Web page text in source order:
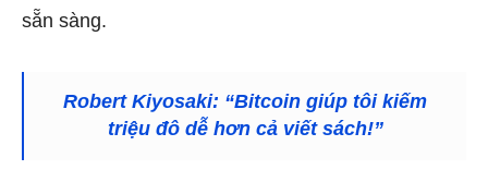
sẵn sàng.
Robert Kiyosaki: “Bitcoin giúp tôi kiếm
triệu đô dễ hơn cả viết sách!”